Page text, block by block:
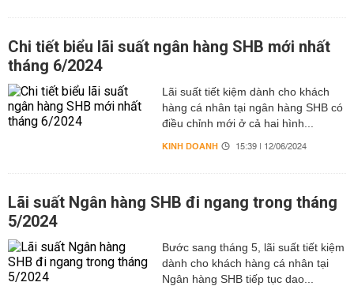
Chi tiết biểu lãi suất ngân hàng SHB mới nhất
tháng 6/2024
Lãi suất tiết kiệm dành cho khách
hàng cá nhân tại ngân hàng SHB có
điều chỉnh mới ở cả hai hình...
KINH DOANH 15:39 | 12/06/2024
Lãi suất Ngân hàng SHB đi ngang trong tháng
5/2024
Bước sang tháng 5, lãi suất tiết kiệm
dành cho khách hàng cá nhân tại
Ngân hàng SHB tiếp tục dao...